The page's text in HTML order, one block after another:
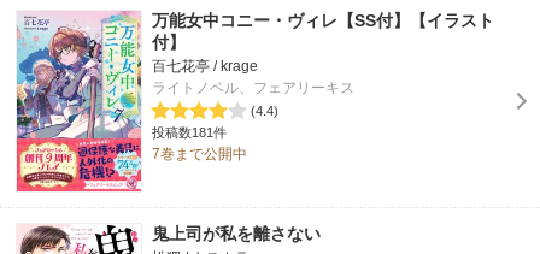
万能女中コニー・ヴィレ【SS付】【イラスト
付】
百七花亭 / krage
ライトノベル、フェアリーキス
(4.4)
投稿数181件
7巻まで公開中
鬼上司が私を離さない